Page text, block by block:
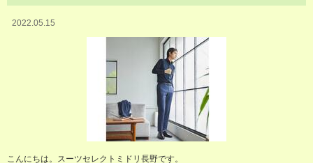
2022.05.15
こんにちは。スーツセレクトミドリ長野です。